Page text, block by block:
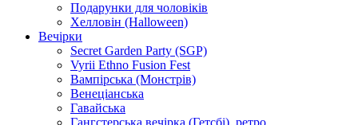
Подарунки для чоловіків
Хелловін (Halloween)
Вечірки
Secret Garden Party (SGP)
Vyrii Ethno Fusion Fest
Вампірська (Монстрів)
Венеціанська
Гавайська
Гангстерська вечірка (Гетсбі), ретро